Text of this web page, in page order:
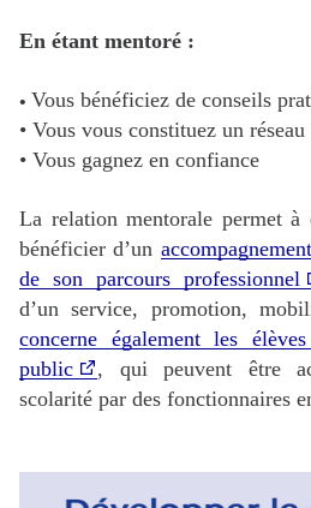
En étant mentoré :
• Vous bénéficiez de conseils
• Vous vous constituez un
• Vous gagnez en confiance
La relation mentorale permet à
bénéficier d’un
de son parcours professionnel
d’un service, promotion,
concerne également les
public
, qui peuvent être
scolarité par des fonctionnaires